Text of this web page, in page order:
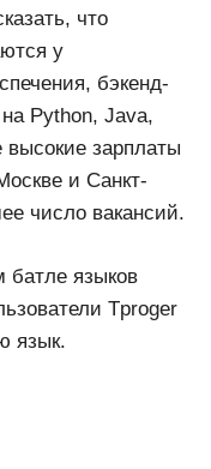
что
у
бэкенд-
Python, Java,
зарплаты
и Санкт-
число вакансий.
батле языков
Tproger
язык.